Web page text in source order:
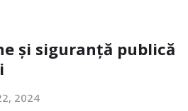
și siguranță publică
2024